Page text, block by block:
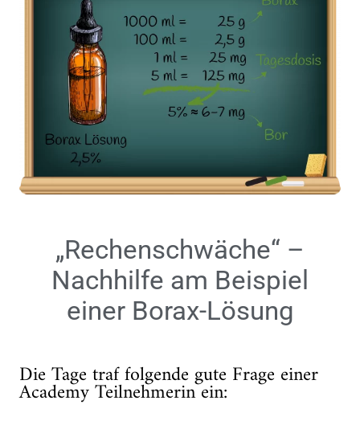
„Rechenschwäche“ –
Nachhilfe am Beispiel
einer Borax-Lösung
Die Tage traf folgende gute Frage einer
Academy Teilnehmerin ein: